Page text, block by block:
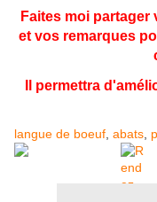
Faites moi
et vos remarques
Il permettra
langue de boeuf abats